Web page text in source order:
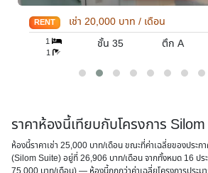
/ เดือน
ตึก A
45ตร.ม.
ราคาห้องนี้เทียบกับโครงการ
ห้องนี้ราคาเช่า 25,000 บาท/เดือน ขณะที่ค่าเฉลี่ยของประก
(Silom Suite) อยู่ที่ 26,906 บาท/เดือน จากทั้งหมด 16 ปร